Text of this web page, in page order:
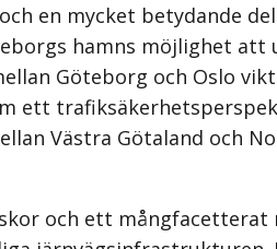
en mycket betydande
hamns möjlighet
Göteborg och Oslo
ett
Västra Götaland och
och ett